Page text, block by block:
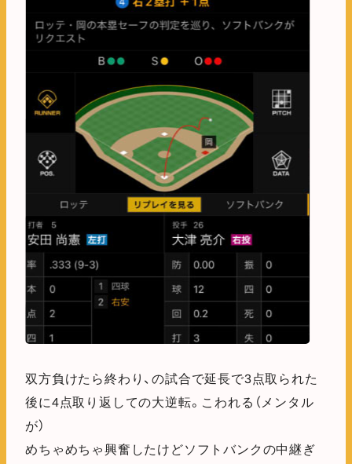
双方負けたら終わり、の試合で延長で3点取られた
後に4点取り返しての大逆転。こわれる（メンタル
が）
めちゃめちゃ興奮したけどソフトバンクの中継ぎ